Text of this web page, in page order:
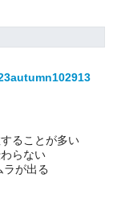
ることが多い
らない
が出る